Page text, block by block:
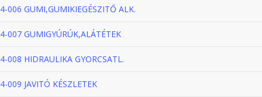
4-006 GUMI,GUMIKIEGÉSZITŐ ALK.
4-007 GUMIGYÚRÚK,ALÁTÉTEK
4-008 HIDRAULIKA GYORCSATL.
4-009 JAVITÓ KÉSZLETEK